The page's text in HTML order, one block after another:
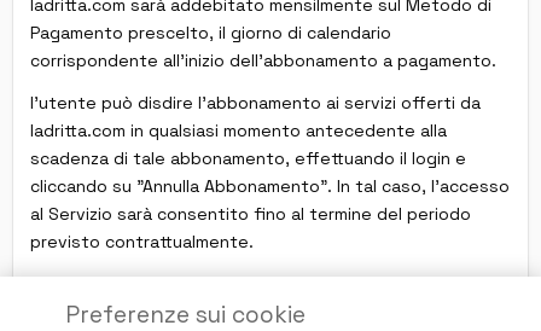
Preferenze sui cookie
ladritta.com sarà addebitato mensilmente sul Metodo di
Pagamento prescelto, il giorno di calendario
corrispondente all'inizio dell'abbonamento a pagamento.
l'utente può disdire l'abbonamento ai servizi offerti da
ladritta.com in qualsiasi momento antecedente alla
scadenza di tale abbonamento, effettuando il login e
cliccando su "Annulla Abbonamento". In tal caso, l'accesso
al Servizio sarà consentito fino al termine del periodo
previsto contrattualmente.
Si applicano leCondizioni Generali di Abbonamento.